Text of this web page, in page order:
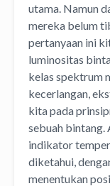
utama. Namun
mereka belum
pertanyaan ini
luminositas
kelas spektrum
kecerlangan,
kita pada
sebuah bintang.
indikator
diketahui,
menentukan